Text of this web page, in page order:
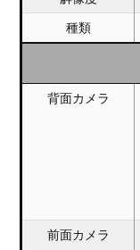
種類
背面カメラ
前面カメラ